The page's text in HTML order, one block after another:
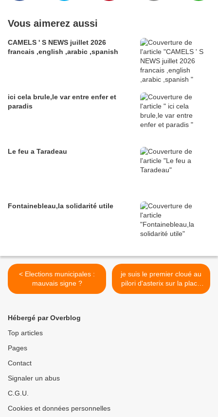
Vous aimerez aussi
CAMELS ' S NEWS juillet 2026
francais ,english ,arabic ,spanish
ici cela brule,le var entre enfer et
paradis
Le feu a Taradeau
Fontainebleau,la solidarité utile
< Elections municipales :
mauvais signe ?
je suis le premier cloué au
pilori d'asterix sur la place
de janvry >
Hébergé par Overblog
Top articles
Pages
Contact
Signaler un abus
C.G.U.
Cookies et données personnelles